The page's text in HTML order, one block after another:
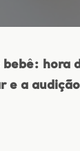
bebê: hora
e a audição